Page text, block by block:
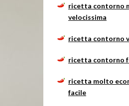
ricetta contorno
velocissima
ricetta contorno
ricetta contorno
ricetta molto
facile